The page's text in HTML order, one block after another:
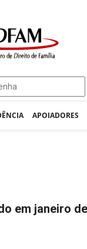
APOIADORES
em janeiro